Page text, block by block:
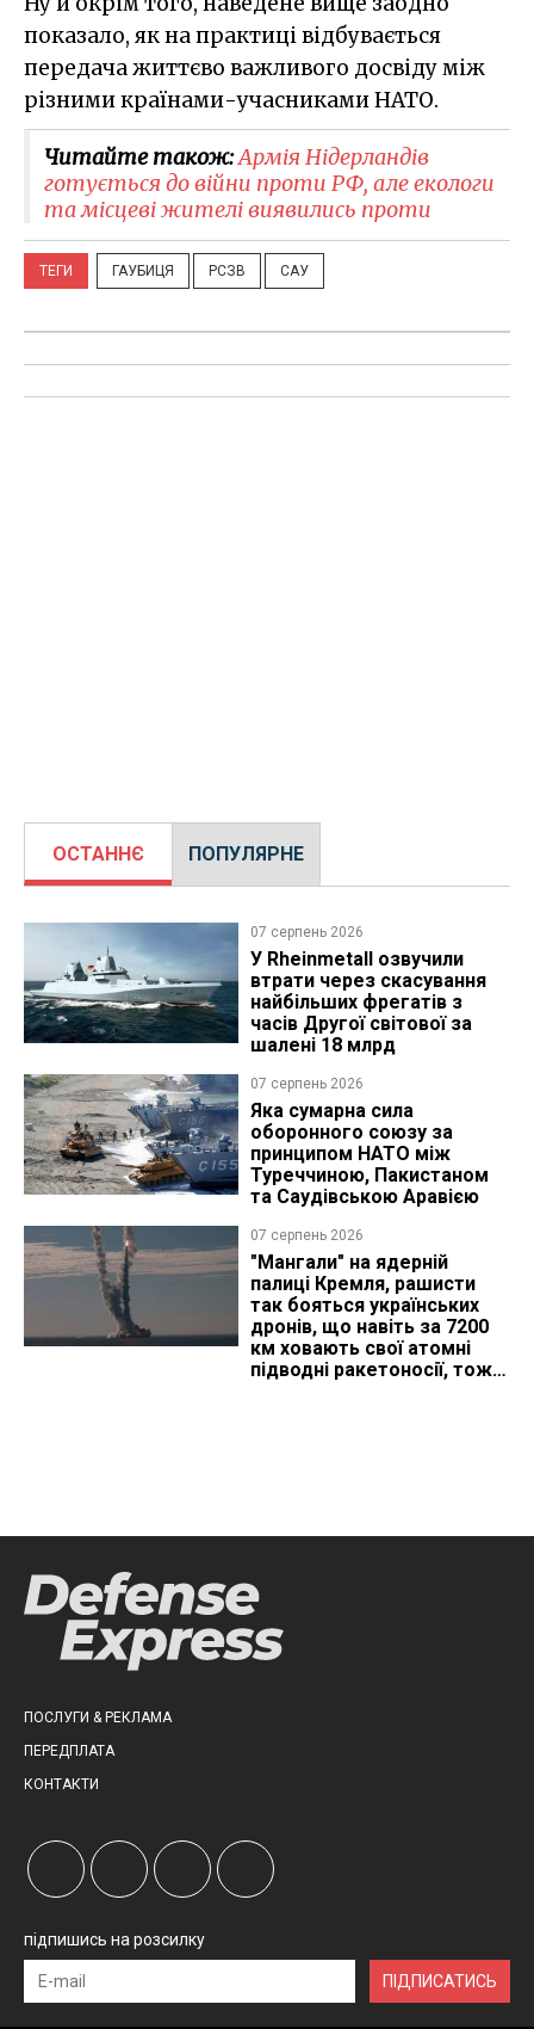
показало, як на практиці відбувається
передача життєво важливого досвіду між
різними країнами-учасниками НАТО.
Читайте також:Армія Нідерландів
готується до війни проти РФ, але екологи
та місцеві жителі виявились проти
ТЕГИ ГАУБИЦЯ РСЗВ САУ
ОСТАННЄ ПОПУЛЯРНЕ
07 серпень 2026
У Rheinmetall озвучили
втрати через скасування
найбільших фрегатів з
часів Другої світової за
шалені 18 млрд
07 серпень 2026
Яка сумарна сила
оборонного союзу за
принципом НАТО між
Туреччиною, Пакистаном
та Саудівською Аравією
07 серпень 2026
"Мангали" на ядерній
палиці Кремля, рашисти
так бояться українських
дронів, що навіть за 7200
км ховають свої атомні
підводні ракетоносії, тож
ПОСЛУГИ & РЕКЛАМА
ПЕРЕДПЛАТА
КОНТАКТИ
підпишись на розсилку
ПІДПИСАТИСЬ